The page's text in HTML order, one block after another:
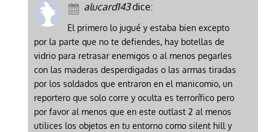
alucard143dice:
El primero lo jugué y estaba bien excepto
por la parte que no te defiendes, hay botellas de
vidrio para retrasar enemigos o al menos pegarles
con las maderas desperdigadas o las armas tiradas
por los soldados que entraron en el manicomio, un
reportero que solo corre y oculta es terrorífico pero
por favor al menos que en este outlast 2 al menos
utilices los objetos en tu entorno como silent hill y